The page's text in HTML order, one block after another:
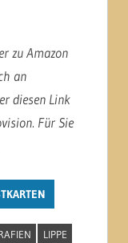
zu Amazon
an
diesen Link
Für Sie
LIPPE